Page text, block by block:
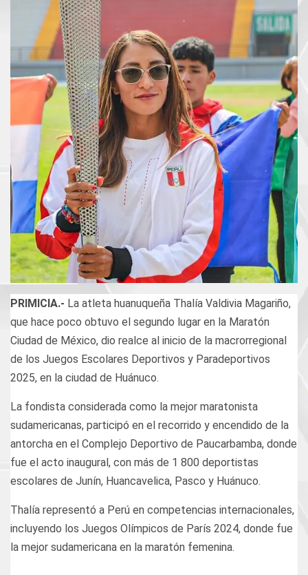
PRIMICIA.- La atleta huanuqueña Thalía Valdivia Magariño,
que hace poco obtuvo el segundo lugar en la Maratón
Ciudad de México, dio realce al inicio de la macrorregional
de los Juegos Escolares Deportivos y Paradeportivos
2025, en la ciudad de Huánuco.
La fondista considerada como la mejor maratonista
sudamericanas, participó en el recorrido y encendido de la
antorcha en el Complejo Deportivo de Paucarbamba, donde
fue el acto inaugural, con más de 1 800 deportistas
escolares de Junín, Huancavelica, Pasco y Huánuco.
Thalía representó a Perú en competencias internacionales,
incluyendo los Juegos Olímpicos de París 2024, donde fue
la mejor sudamericana en la maratón femenina.